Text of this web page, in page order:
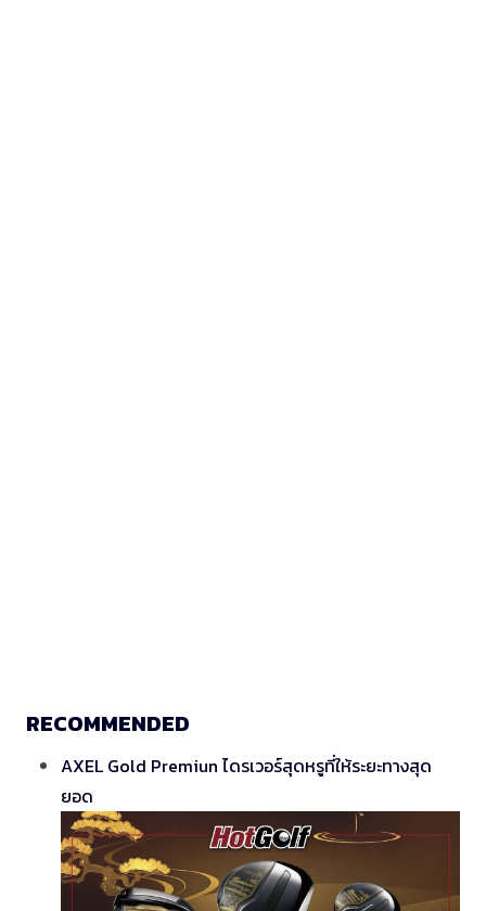
RECOMMENDED
AXEL Gold Premiun ไดรเวอร์สุดหรูที่ให้ระยะทางสุด
ยอด